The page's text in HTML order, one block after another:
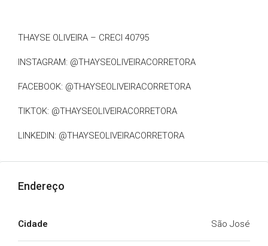
THAYSE OLIVEIRA – CRECI 40795
INSTAGRAM: @THAYSEOLIVEIRACORRETORA
FACEBOOK: @THAYSEOLIVEIRACORRETORA
TIKTOK: @THAYSEOLIVEIRACORRETORA
LINKEDIN: @THAYSEOLIVEIRACORRETORA
Endereço
Cidade São José